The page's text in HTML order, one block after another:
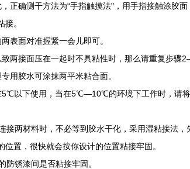
正确测干方法为“手指触摸法"，用手指接触涂胶
。
表面对准握紧一会儿即可。
两接面压在一起时不具粘性时，那么请重复步骤
用胶水可涂抹两平米粘合面。
5℃以下使用，当在5℃—10℃的环境下工作时，请
接两材料时，不必等到胶水干化，采用湿粘接法
位置，很快就会按你设计的位置粘接牢固。
防锈漆间是否粘接牢固。